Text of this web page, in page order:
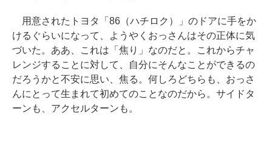
用意されたトヨタ「86（ハチロク）」のドアに手をか
けるぐらいになって、ようやくおっさんはその正体に気
づいた。ああ、これは「焦り」なのだと。これからチャ
レンジすることに対して、自分にそんなことができるの
だろうかと不安に思い、焦る。何しろどちらも、おっさ
んにとって生まれて初めてのことなのだから。サイドタ
ーンも、アクセルターンも。